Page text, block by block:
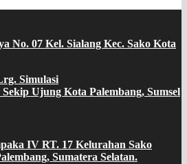
No. 07 Kel. Sialang Kec. Sako Kota
Simulasi
Ujung Kota Palembang, Sumsel
IV RT. 17 Kelurahan Sako
Sumatera Selatan.